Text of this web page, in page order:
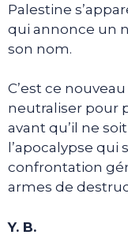
Palestine
qui annonce un
son nom.
C’est ce
neutraliser pour
avant qu’il ne
l’apocalypse
confrontation
armes de
Y. B.